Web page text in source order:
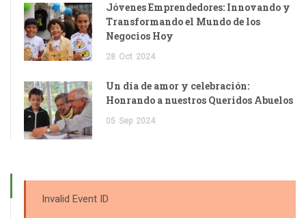
Jóvenes Emprendedores: Innovando y
Transformando el Mundo de los
Negocios Hoy
28 Oct 2024
Un día de amor y celebración:
Honrando a nuestros Queridos Abuelos
05 Sep 2024
Invalid Event ID